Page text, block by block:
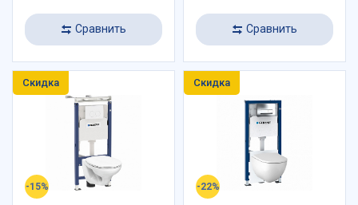
Сравнить Сравнить
Скидка
-15%
Скидка
-22%